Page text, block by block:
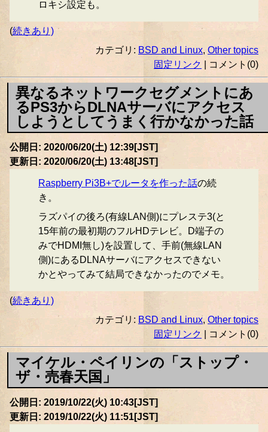
ロキシ設定も。
(続きあり)
カテゴリ: BSD and Linux, Other topics
固定リンク
| コメント(0)
異なるネットワークセグメントにあ
るPS3からDLNAサーバにアクセス
しようとしてうまく行かなかった話
公開日: 2020/06/20(土) 12:39[JST]
更新日: 2020/06/20(土) 13:48[JST]
Raspberry Pi3B+でルータを作った話の続
き。
ラズパイの後ろ(有線LAN側)にプレステ3(と
15年前の最初期のフルHDテレビ。D端子の
みでHDMI無し)を設置して、手前(無線LAN
側)にあるDLNAサーバにアクセスできない
かとやってみて結局できなかったのでメモ。
(続きあり)
カテゴリ: BSD and Linux, Other topics
固定リンク
| コメント(0)
マイケル・ペイリンの「ストップ・
ザ・売春天国」
公開日: 2019/10/22(火) 10:43[JST]
更新日: 2019/10/22(火) 11:51[JST]